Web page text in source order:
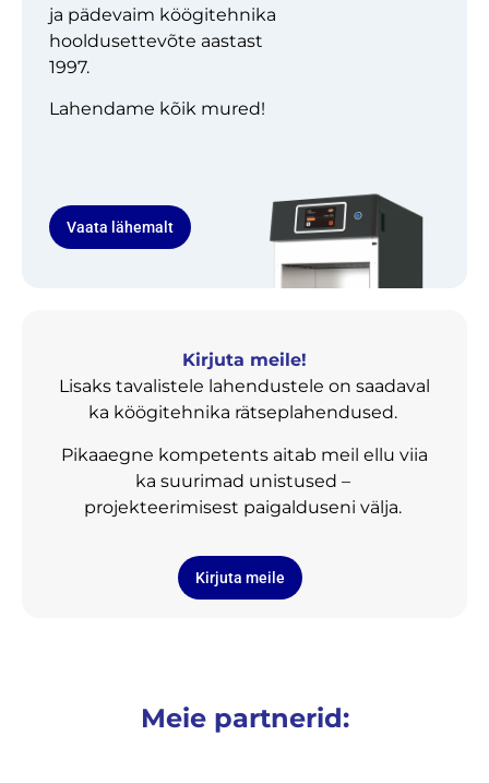
ja pädevaim köögitehnika
hooldusettevõte aastast
1997.
Lahendame kõik mured!
Vaata lähemalt
Kirjuta meile!
Lisaks tavalistele lahendustele on saadaval
ka köögitehnika rätseplahendused.
Pikaaegne kompetents aitab meil ellu viia
ka suurimad unistused –
projekteerimisest paigalduseni välja.
Kirjuta meile
Meie partnerid: